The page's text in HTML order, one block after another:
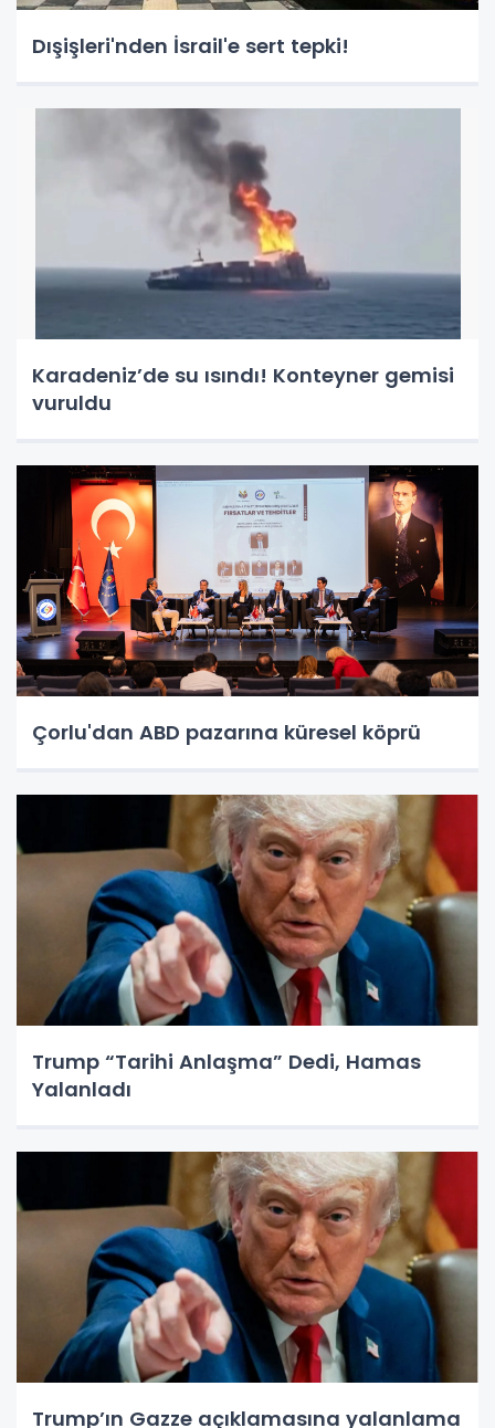
Dışişleri'nden İsrail'e sert tepki!
Karadeniz’de su ısındı! Konteyner gemisi
vuruldu
Çorlu'dan ABD pazarına küresel köprü
Trump “Tarihi Anlaşma” Dedi, Hamas
Yalanladı
Trump’ın Gazze açıklamasına yalanlama